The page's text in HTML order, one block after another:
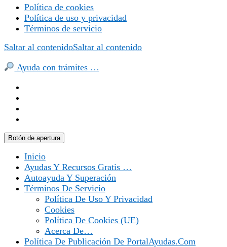
Política de cookies
Política de uso y privacidad
Términos de servicio
Saltar al contenidoSaltar al contenido
Ayuda con trámites …
Botón de apertura
Inicio
Ayudas Y Recursos Gratis …
Autoayuda Y Superación
Términos De Servicio
Política De Uso Y Privacidad
Cookies
Política De Cookies (UE)
Acerca De…
Política De Publicación De PortalAyudas.com